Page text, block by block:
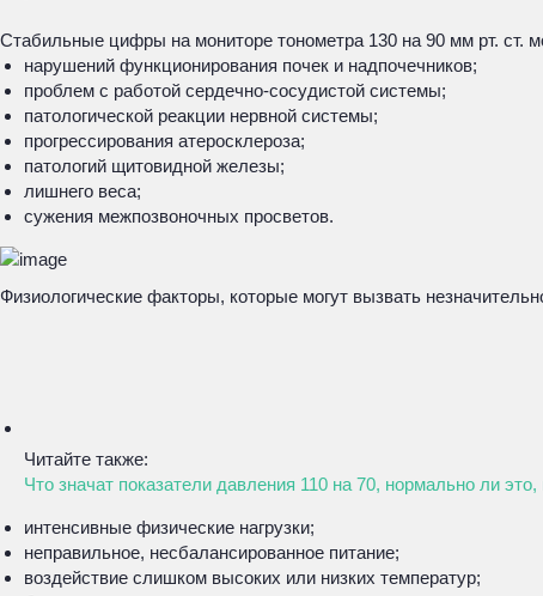
Стабильные цифры на мониторе тонометра 130 на 90 мм рт. ст.
нарушений функционирования почек и надпочечников;
проблем с работой сердечно-сосудистой системы;
патологической реакции нервной системы;
прогрессирования атеросклероза;
патологий щитовидной железы;
лишнего веса;
сужения межпозвоночных просветов.
Физиологические факторы, которые могут вызвать
Читайте также:
Что значат показатели давления 110 на 70, нормально ли
интенсивные физические нагрузки;
неправильное, несбалансированное питание;
воздействие слишком высоких или низких температур;